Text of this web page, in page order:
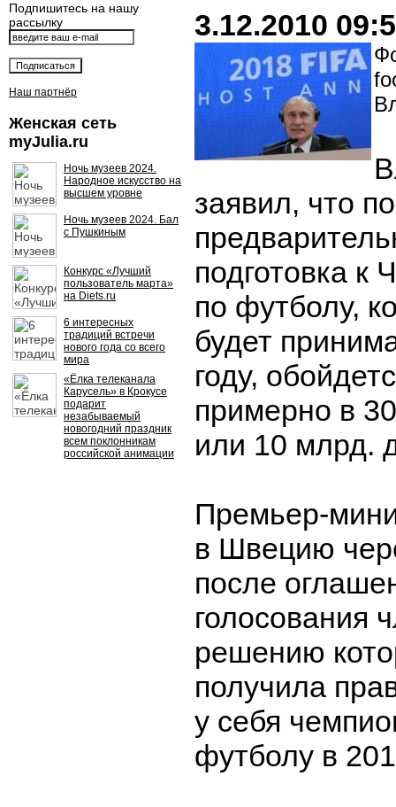
Подпишитесь на нашу
рассылку
Наш партнёр
Женская сеть
myJulia.ru
Ночь музеев 2024.
Народное искусство на
высшем уровне
Ночь музеев 2024. Бал
с Пушкиным
Конкурс «Лучший
пользователь марта»
на Diets.ru
6 интересных
традиций встречи
нового года со всего
мира
«Ёлка телеканала
Карусель» в Крокусе
подарит
незабываемый
новогодний праздник
всем поклонникам
российской анимации
3.12.2010
заявил, что по
подготовка к
по футболу,
будет
году,
примерно в
или 10 млрд.
Премьер-
в Швецию
после
голосования
решению
получила
у себя
футболу в